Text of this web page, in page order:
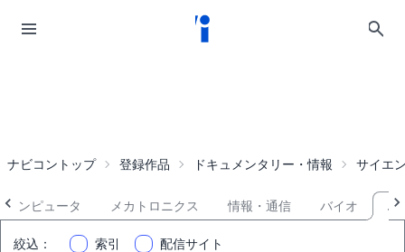
ナビコントップ 登録作品 ドキュメンタリー・情報 サイエ
コンピュータ メカトロニクス 情報・通信 バイオ エ
絞込 ： 索引 配信サイト